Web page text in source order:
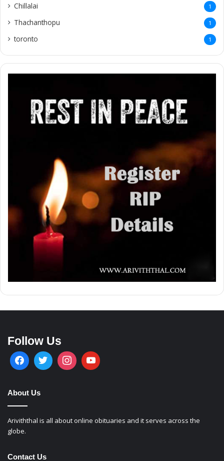
Chillalai 1
Thachanthopu 1
toronto 1
Follow Us
About Us
Ariviththal is all about online obituaries and it serves across the
globe.
Contact Us